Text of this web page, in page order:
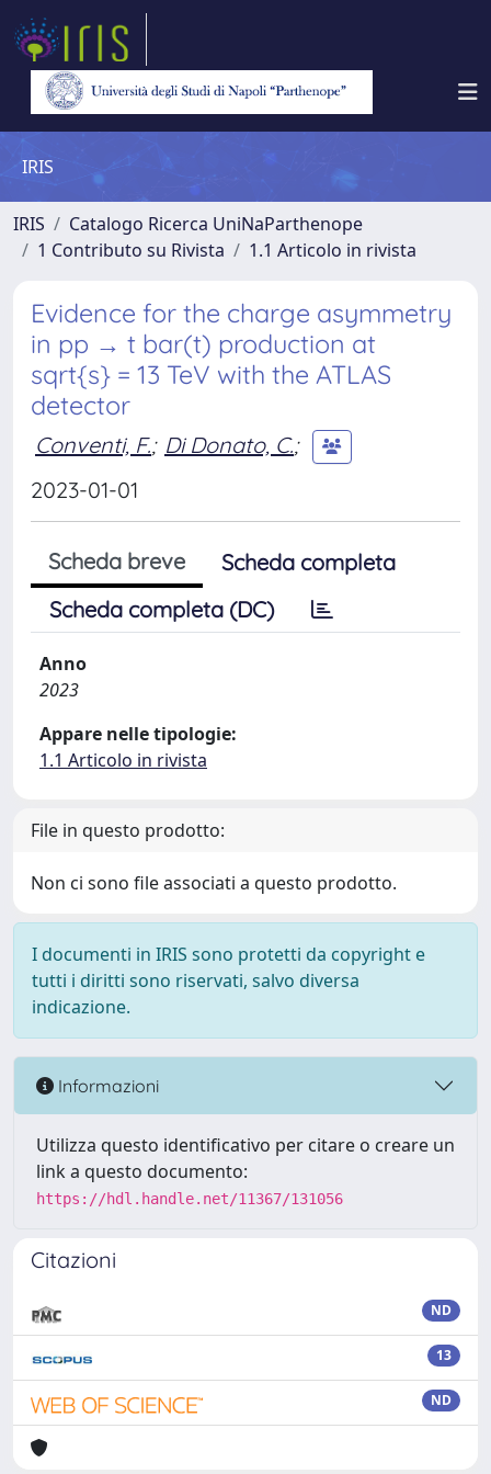
IRIS
IRIS
Catalogo Ricerca UniNaParthenope
1 Contributo su Rivista
1.1 Articolo in rivista
Evidence for the charge asymmetry
in pp → t bar(t) production at
sqrt{s} = 13 TeV with the ATLAS
detector
Conventi, F.; Di Donato, C.;
2023-01-01
Scheda breve
Scheda completa
Scheda completa (DC)
Anno
2023
Appare nelle tipologie:
1.1 Articolo in rivista
File in questo prodotto:
Non ci sono file associati a questo prodotto.
I documenti in IRIS sono protetti da copyright e
tutti i diritti sono riservati, salvo diversa
indicazione.
Informazioni
Utilizza questo identificativo per citare o creare un
link a questo documento:
https://hdl.handle.net/11367/131056
Citazioni
ND
13
ND